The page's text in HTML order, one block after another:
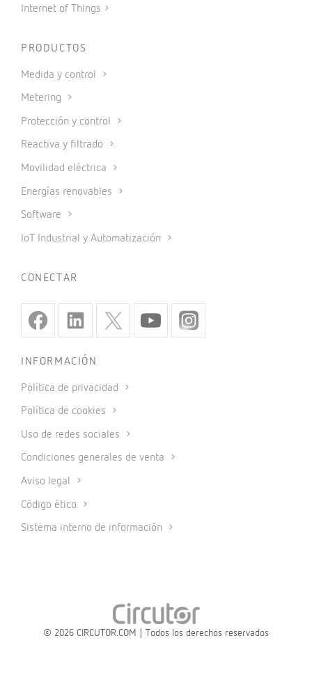
Internet of Things
PRODUCTOS
Medida y control
Metering
Protección y control
Reactiva y filtrado
Movilidad eléctrica
Energías renovables
Software
IoT Industrial y Automatización
CONECTAR
INFORMACIÓN
Política de privacidad
Política de cookies
Uso de redes sociales
Condiciones generales de venta
Aviso legal
Código ético
Sistema interno de información
© 2026 CIRCUTOR.COM | Todos los derechos reservados